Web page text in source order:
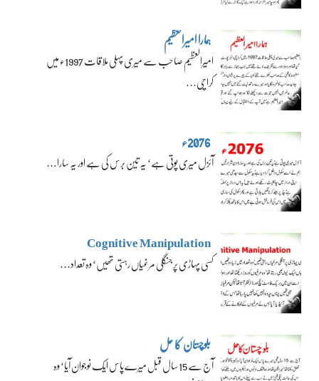
ہمارا امیرالعظیم
امیرالعظیم صاحب سے میری پہلی ملاقات 1997ء میں
کراچی…
2076ء
آئزل میری پوتی ہے‘ یہ تین برس کی ہے اور یہ سارا…
Cognitive Manipulation
کسی پہاڑی پر جنگلی مرغیاں رہتی تھیں‘ وہ تعداد…
بلوچستان کا حل
آج سے 15 سال قبل میرے پاس ایک نوجوان آیا‘ وہ